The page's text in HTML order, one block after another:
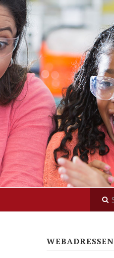
WEBADRESSEN